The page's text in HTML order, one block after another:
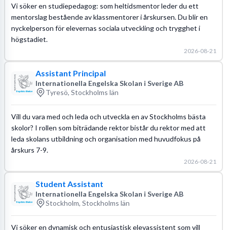
Vi söker en studiepedagog: som heltidsmentor leder du ett
mentorslag bestående av klassmentorer i årskursen. Du blir en
nyckelperson för elevernas sociala utveckling och trygghet i
högstadiet.
2026-08-21
Assistant Principal
Internationella Engelska Skolan i Sverige AB
Tyresö, Stockholms län
Vill du vara med och leda och utveckla en av Stockholms bästa
skolor? I rollen som biträdande rektor bistår du rektor med att
leda skolans utbildning och organisation med huvudfokus på
årskurs 7-9.
2026-08-21
Student Assistant
Internationella Engelska Skolan i Sverige AB
Stockholm, Stockholms län
Vi söker en dynamisk och entusiastisk elevassistent som vill